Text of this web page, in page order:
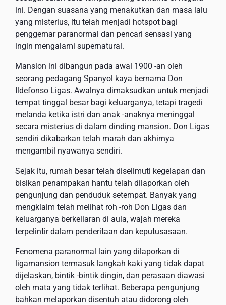
ini. Dengan suasana yang menakutkan dan masa lalu
yang misterius, itu telah menjadi hotspot bagi
penggemar paranormal dan pencari sensasi yang
ingin mengalami supernatural.
Mansion ini dibangun pada awal 1900 -an oleh
seorang pedagang Spanyol kaya bernama Don
Ildefonso Ligas. Awalnya dimaksudkan untuk menjadi
tempat tinggal besar bagi keluarganya, tetapi tragedi
melanda ketika istri dan anak -anaknya meninggal
secara misterius di dalam dinding mansion. Don Ligas
sendiri dikabarkan telah marah dan akhirnya
mengambil nyawanya sendiri.
Sejak itu, rumah besar telah diselimuti kegelapan dan
bisikan penampakan hantu telah dilaporkan oleh
pengunjung dan penduduk setempat. Banyak yang
mengklaim telah melihat roh -roh Don Ligas dan
keluarganya berkeliaran di aula, wajah mereka
terpelintir dalam penderitaan dan keputusasaan.
Fenomena paranormal lain yang dilaporkan di
ligamansion termasuk langkah kaki yang tidak dapat
dijelaskan, bintik -bintik dingin, dan perasaan diawasi
oleh mata yang tidak terlihat. Beberapa pengunjung
bahkan melaporkan disentuh atau didorong oleh